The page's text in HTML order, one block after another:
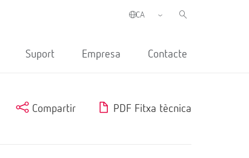
Suport Empresa Contacte
Compartir PDF Fitxa tècnica